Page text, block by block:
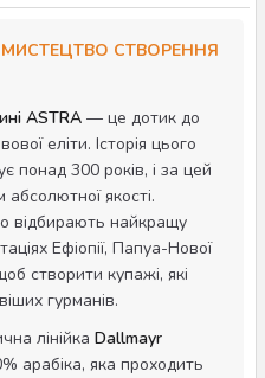
МИСТЕЦТВО СТВОРЕННЯ
ASTRA — це дотик до
еліти. Історія цього
понад 300 років, і за цей
абсолютної якості.
відбирають найкращу
Ефіопії, Папуа-Нової
створити купажі, які
гурманів.
лінійка Dallmayr
арабіка, яка проходить